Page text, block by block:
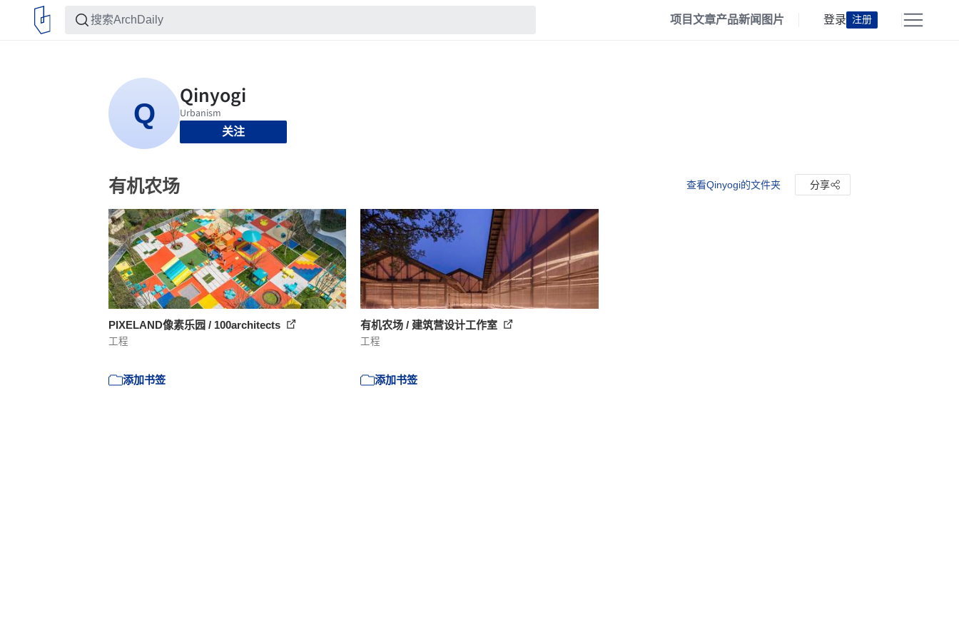
项目文章产品新闻 图片 登录 注册
关注
有机农场 查看Qinyogi的文件夹 分享
PIXELAND像素乐园 / 100architects
工程
添加书签
有机农场 / 建筑营设计工作室
工程
添加书签